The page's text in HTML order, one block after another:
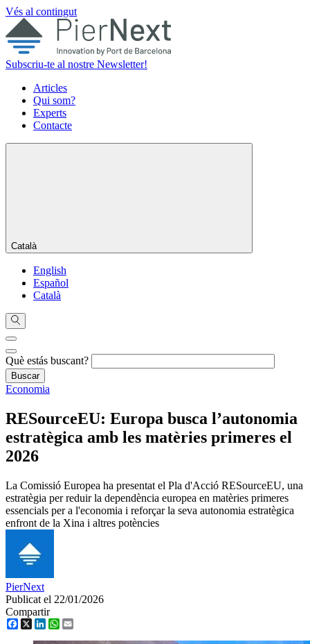
Vés al contingut
Subscriu-te al nostre Newsletter!
Articles
Qui som?
Experts
Contacte
Català
English
Español
Català
Què estás buscant?
Economia
RESourceEU: Europa busca l’autonomia
estratègica amb les matèries primeres el
2026
La Comissió Europea ha presentat el Pla d'Acció RESourceEU, una
estratègia per reduir la dependència europea en matèries primeres
essencials per a l'economia i reforçar la seva autonomia estratègica
enfront de la Xina i altres potències
PierNext
Publicat el 22/01/2026
Compartir
Facebook
X LinkedInWhatsApp